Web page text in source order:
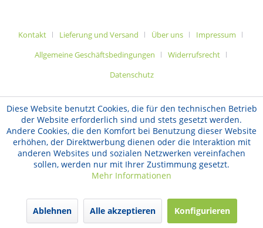
Kontakt Lieferung und Versand Über uns
Impressum
Allgemeine Geschäftsbedingungen
Widerrufsrecht
Datenschutz
Diese Website benutzt Cookies, die für den technischen Betrieb
der Website erforderlich sind und stets gesetzt werden.
Andere Cookies, die den Komfort bei Benutzung dieser Website
erhöhen, der Direktwerbung dienen oder die Interaktion mit
anderen Websites und sozialen Netzwerken vereinfachen
sollen, werden nur mit Ihrer Zustimmung gesetzt.
Mehr Informationen
Ablehnen Alle akzeptieren Konfigurieren